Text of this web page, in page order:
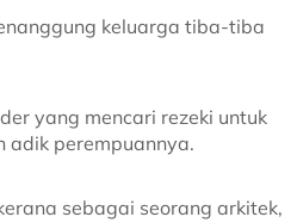
keluarga tiba-tiba
yang mencari rezeki untuk
adik perempuannya.
sebagai seorang arkitek,